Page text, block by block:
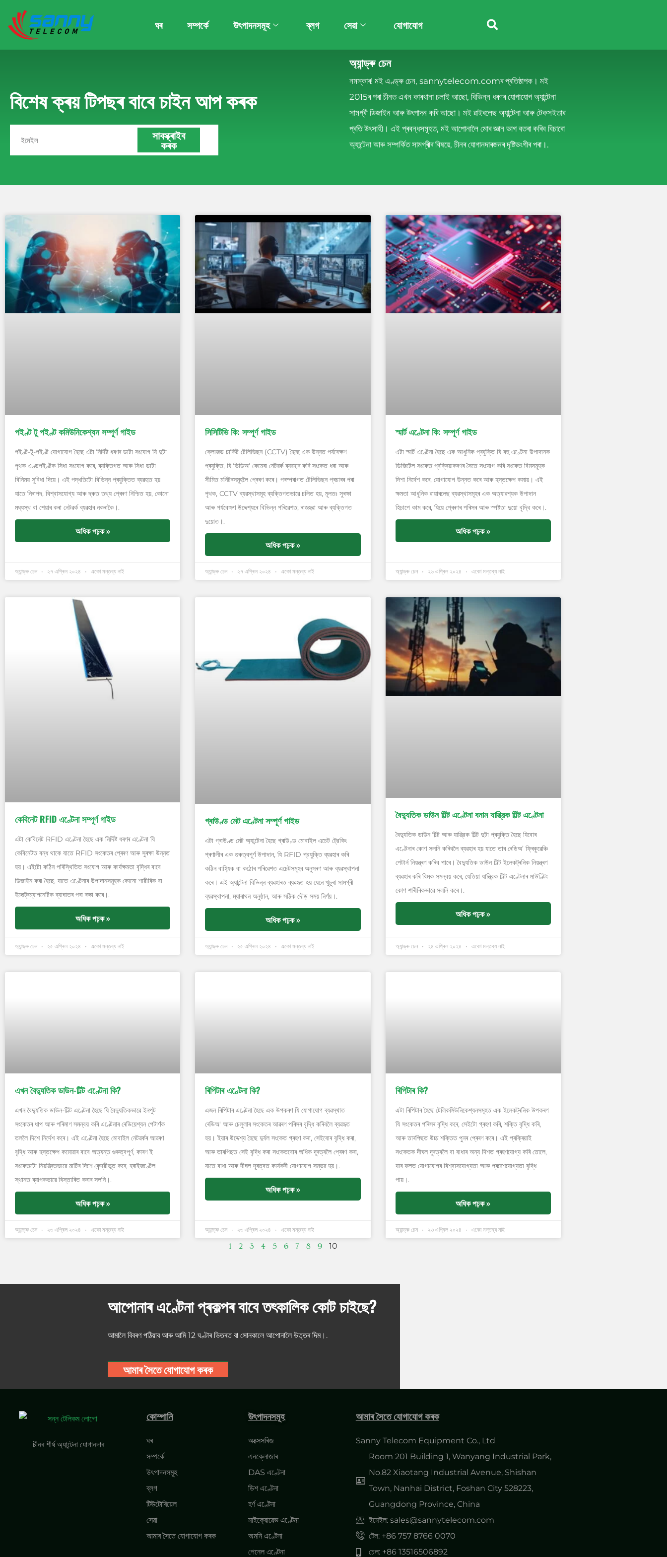
ঘৰ সম্পৰ্কে উৎপাদনসমূহ ব্লগ সেৱা যোগাযোগ
বিশেষ ক্ৰয় টিপছৰ বাবে চাইন আপ কৰক
সাবস্ক্ৰাইব
কৰক
অ্যান্ড্ৰু চেন
নমস্কাৰ! মই এণ্ড্ৰু চেন, sannytelecom.comৰ প্ৰতিষ্ঠাপক। মই
2015ৰ পৰা চীনত এখন কাৰখানা চলাই আছো, বিভিন্ন ধৰণৰ যোগাযোগ অ্যান্টেনা
সামগ্ৰী ডিজাইন আৰু উৎপাদন কৰি আছো। মই ৱাইৰলেছ অ্যান্টেনা আৰু টেকসইতাৰ
প্ৰতি উৎসাহী। এই প্ৰবন্ধসমূহত, মই আপোনালৈ মোৰ জ্ঞান ভাগ বতৰা কৰিব বিচাৰো
অ্যান্টেনা আৰু সম্পৰ্কিত সামগ্ৰীৰ বিষয়ে, চীনৰ যোগানদাৰজনৰ দৃষ্টিভংগীৰ পৰা।.
পইণ্ট টু পইণ্ট কমিউনিকেশ্যন সম্পূৰ্ণ গাইড
পইণ্ট-টু-পইণ্ট যোগাযোগ হৈছে এটা নিৰ্দিষ্ট ধৰণৰ ডাটা সংযোগ যি দুটা
পৃথক এণ্ডপইণ্টক সিধা সংযোগ কৰে, ব্যক্তিগত আৰু সিধা ডাটা
বিনিময় সুবিধা দিয়ে। এই পদ্ধতিটো বিভিন্ন প্ৰযুক্তিত ব্যৱহৃত হয়
যাতে নিৰাপদ, বিশ্বাসযোগ্য আৰু দ্ৰুত তথ্য প্ৰেৰণ নিশ্চিত হয়, কোনো
মধ্যস্থ বা শেয়াৰ কৰা নেটৱৰ্ক ব্যৱহাৰ নকৰাকৈ।.
অধিক পঢ়ক »
অ্যান্ড্ৰু চেন ২৭ এপ্ৰিল ২০২৪ একো মন্তব্য নাই
সিসিটিভি কি: সম্পূৰ্ণ গাইড
ক্লোজড চাৰ্কিট টেলিভিছন (CCTV) হৈছে এক উন্নত পৰ্যবেক্ষণ
প্ৰযুক্তি, যি ভিডিঅ' কেমেৰা নেটৱৰ্ক ব্যৱহাৰ কৰি সংকেত ধৰা আৰু
সীমিত মনিটৰসমূহলৈ প্ৰেৰণ কৰে। পৰম্পৰাগত টেলিভিছন প্ৰচাৰৰ পৰা
পৃথক, CCTV ব্যৱস্থাসমূহ ব্যক্তিগতভাৱে চলিত হয়, মূলতঃ সুৰক্ষা
আৰু পৰ্যবেক্ষণ উদ্দেশ্যৰে বিভিন্ন পৰিৱেশত, ৰাজহুৱা আৰু ব্যক্তিগত
দুয়োত।.
অধিক পঢ়ক »
অ্যান্ড্ৰু চেন ২৭ এপ্ৰিল ২০২৪ একো মন্তব্য নাই
স্মাৰ্ট এণ্টেনা কি: সম্পূৰ্ণ গাইড
এটা স্মাৰ্ট এণ্টেনা হৈছে এক আধুনিক প্ৰযুক্তি যি বহু এণ্টেনা উপাদানক
ডিজিটেল সংকেত প্ৰক্ৰিয়াকৰণৰ সৈতে সংযোগ কৰি সংকেত বিমসমূহক
দিশা নিৰ্দেশ কৰে, যোগাযোগ উন্নত কৰে আৰু হস্তক্ষেপ কমায়। এই
ক্ষমতা আধুনিক ৱায়াৰলেছ ব্যৱস্থাসমূহৰ এক অত্যাৱশ্যক উপাদান
হিচাপে কাম কৰে, যিয়ে প্ৰেৰণৰ পৰিসৰ আৰু স্পষ্টতা দুয়ো বৃদ্ধি কৰে।.
অধিক পঢ়ক »
অ্যান্ড্ৰু চেন ২৬ এপ্ৰিল ২০২৪ একো মন্তব্য নাই
কেবিনেট RFID এণ্টেনা সম্পূৰ্ণ গাইড
এটা কেবিনেট RFID এণ্টেনা হৈছে এক নিৰ্দিষ্ট ধৰণৰ এণ্টেনা যি
কেবিনেটত বন্ধ থাকে যাতে RFID সংকেতৰ প্ৰেৰণ আৰু সুৰক্ষা উন্নত
হয়। এইটো কঠিন পৰিস্থিতিত সংযোগ আৰু কাৰ্যক্ষমতা বৃদ্ধিৰ বাবে
ডিজাইন কৰা হৈছে, যাতে এণ্টেনাৰ উপাদানসমূহক কোনো শারীৰিক বা
ইলেক্ট্ৰম্যাগনেটিক ব্যাঘাতৰ পৰা ৰক্ষা কৰে।.
অধিক পঢ়ক »
অ্যান্ড্ৰু চেন ২৫ এপ্ৰিল ২০২৪ একো মন্তব্য নাই
গ্ৰাউণ্ড মেট এণ্টেনা সম্পূৰ্ণ গাইড
এটা গ্ৰাউণ্ড মেট অ্যান্টেনা হৈছে গ্ৰাউণ্ড মোবাইল এচেট ট্রেকিং
প্ৰণালীৰ এক গুৰুত্বপূর্ণ উপাদান, যি RFID প্রযুক্তি ব্যৱহাৰ কৰি
কঠিন বাহ্যিক বা কঠোৰ পৰিৱেশত এচেটসমূহৰ অনুসৰণ আৰু ব্যৱস্থাপনা
কৰে। এই অ্যান্টেনা বিভিন্ন ব্যৱহাৰত ব্যৱহৃত হয় যেনে খুচুৰা সামগ্ৰী
ব্যৱস্থাপনা, ম্যাৰাথন অনুষ্ঠান, আৰু সঠিক দৌড় সময় নিৰ্ণয়।.
অধিক পঢ়ক »
অ্যান্ড্ৰু চেন ২৫ এপ্ৰিল ২০২৪ একো মন্তব্য নাই
বৈদ্যুতিক ডাউন টিল্ট এণ্টেনা বনাম যান্ত্রিক টিল্ট এণ্টেনা
বৈদ্যুতিক ডাউন টিল্ট আৰু যান্ত্রিক টিল্ট দুটা প্ৰযুক্তি হৈছে যিবোৰ
এণ্টেনাৰ কোণ সলনি কৰিবলৈ ব্যৱহাৰ হয় যাতে তাৰ ৰেডিঅ’ ফ্ৰিকুৱেঞ্চি
পেটাৰ্ন নিয়ন্ত্ৰণ কৰিব পাৰে। বৈদ্যুতিক ডাউন টিল্ট ইলেকট্ৰনিক নিয়ন্ত্ৰণ
ব্যৱহাৰ কৰি বিমক সমন্বয় কৰে, যেতিয়া যান্ত্রিক টিল্ট এণ্টেনাৰ মাউণ্টিং
কোণ শাৰীৰিকভাৱে সলনি কৰে।.
অধিক পঢ়ক »
অ্যান্ড্ৰু চেন ২৪ এপ্ৰিল ২০২৪ একো মন্তব্য নাই
এখন বৈদ্যুতিক ডাউন-টিল্ট এণ্টেনা কি?
এখন বৈদ্যুতিক ডাউন-টিল্ট এণ্টেনা হৈছে যি বৈদ্যুতিকভাৱে ইনপুট
সংকেতৰ ধাপ আৰু পৰিমাণ সমন্বয় কৰি এণ্টেনাৰ ৰেডিয়েশ্যন পেটাৰ্ণক
তললৈ দিশে নিৰ্দেশ কৰে। এই এণ্টেনা হৈছে মোবাইল নেটৱৰ্কৰ আৱৰণ
বৃদ্ধি আৰু হস্তক্ষেপ কমোৱাৰ বাবে অত্যন্ত গুৰুত্বপূৰ্ণ, কাৰণ ই
সংকেতটো নিয়ন্ত্ৰিতভাৱে মাটিৰ দিশে কেন্দ্রীভূত কৰে, হৰাইজণ্টেল
স্থানত ব্যাপকভাৱে বিস্তাৰিত কৰাৰ সলনি।.
অধিক পঢ়ক »
অ্যান্ড্ৰু চেন ২৩ এপ্ৰিল ২০২৪ একো মন্তব্য নাই
ৰিপিটাৰ এণ্টেনা কি?
এজন ৰিপিটাৰ এণ্টেনা হৈছে এক উপকৰণ যি যোগাযোগ ব্যৱস্থাত
ৰেডিঅ' আৰু চেলুলাৰ সংকেতৰ আৱৰণ পৰিসৰ বৃদ্ধি কৰিবলৈ ব্যৱহৃত
হয়। ইয়াৰ উদ্দেশ্য হৈছে দুৰ্বল সংকেত গ্ৰহণ কৰা, সেইবোৰ বৃদ্ধি কৰা,
আৰু তাৰপিছত সেই বৃদ্ধি কৰা সংকেতবোৰ অধিক দূৰত্বলৈ প্ৰেৰণ কৰা,
যাতে বাধা আৰু দীঘল দূৰত্বত কাৰ্যকৰী যোগাযোগ সম্ভৱ হয়।.
অধিক পঢ়ক »
অ্যান্ড্ৰু চেন ২৩ এপ্ৰিল ২০২৪ একো মন্তব্য নাই
ৰিপিটাৰ কি?
এটা ৰিপিটাৰ হৈছে টেলিকমিউনিকেশ্যনসমূহত এক ইলেকট্ৰনিক উপকৰণ
যি সংকেতৰ পৰিসৰ বৃদ্ধি কৰে, সেইটো গ্ৰহণ কৰি, শক্তি বৃদ্ধি কৰি,
আৰু তাৰপিছত উচ্চ শক্তিত পুনৰ প্ৰেৰণ কৰে। এই প্ৰক্ৰিয়াই
সংকেতক দীঘল দূৰত্বলৈ বা বাধাৰ অন্য দিশত গ্ৰহণযোগ্য কৰি তোলে,
যাৰ ফলত যোগাযোগৰ বিশ্বাসযোগ্যতা আৰু প্ৰৱেশযোগ্যতা বৃদ্ধি
পায়।.
অধিক পঢ়ক »
অ্যান্ড্ৰু চেন ২৩ এপ্ৰিল ২০২৪ একো মন্তব্য নাই
1 2 3 4 5 6 7 8 9 10
আপোনাৰ এণ্টেনা প্ৰকল্পৰ বাবে তৎকালিক কোট চাইছে?
আমালৈ বিবৰণ পঠিয়াব আৰু আমি 12 ঘণ্টাৰ ভিতৰত বা সোনকালে আপোনালৈ উত্তৰ দিম।.
আমাৰ সৈতে যোগাযোগ কৰক
চীনৰ শীৰ্ষ অ্যান্টেনা যোগানদাৰ
কোম্পানি
ঘৰ
সম্পৰ্কে
উৎপাদনসমূহ
ব্লগ
টিউটোৰিয়েল
সেৱা
আমাৰ সৈতে যোগাযোগ কৰক
উৎপাদনসমূহ
অক্সেসৰিজ
এনক্লোজাৰ
DAS এণ্টেনা
ডিশ এণ্টেনা
হৰ্ণ এণ্টেনা
মাইক্রোৱেভ এণ্টেনা
অমনি এণ্টেনা
পেনেল এণ্টেনা
আমাৰ সৈতে যোগাযোগ কৰক
Sanny Telecom Equipment Co., Ltd
Room 201 Building 1, Wanyang Industrial Park,
No.82 Xiaotang Industrial Avenue, Shishan
Town, Nanhai District, Foshan City 528223,
Guangdong Province, China
ইমেইল: sales@sannytelecom.com
টেল: +86 757 8766 0070
চেল: +86 13516506892